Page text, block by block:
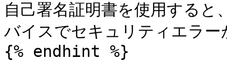
自己署名証明書を使用する
バイスでセキュリティエラー
{% endhint %}